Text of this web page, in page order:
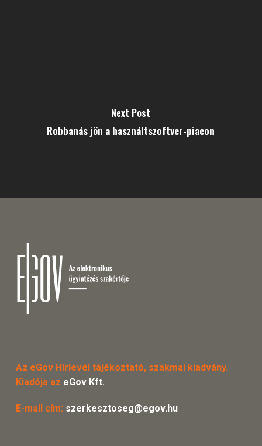
Next Post
Robbanás jön a használtszoftver-piacon
Az eGov Hírlevél tájékoztató, szakmai kiadvány.
Kiadója az eGov Kft.
E-mail cím: szerkesztoseg@egov.hu